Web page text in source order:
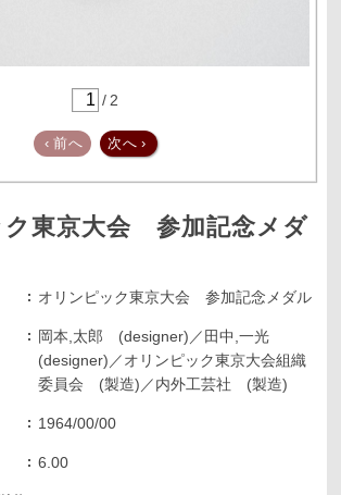
/ 2
‹ 前へ 次へ ›
ク東京大会 参加記念メダ
オリンピック東京大会 参加記念メダル
岡本,太郎 (designer)／田中,一光
(designer)／オリンピック東京大会組織
委員会 (製造)／内外工芸社 (製造)
1964/00/00
6.00